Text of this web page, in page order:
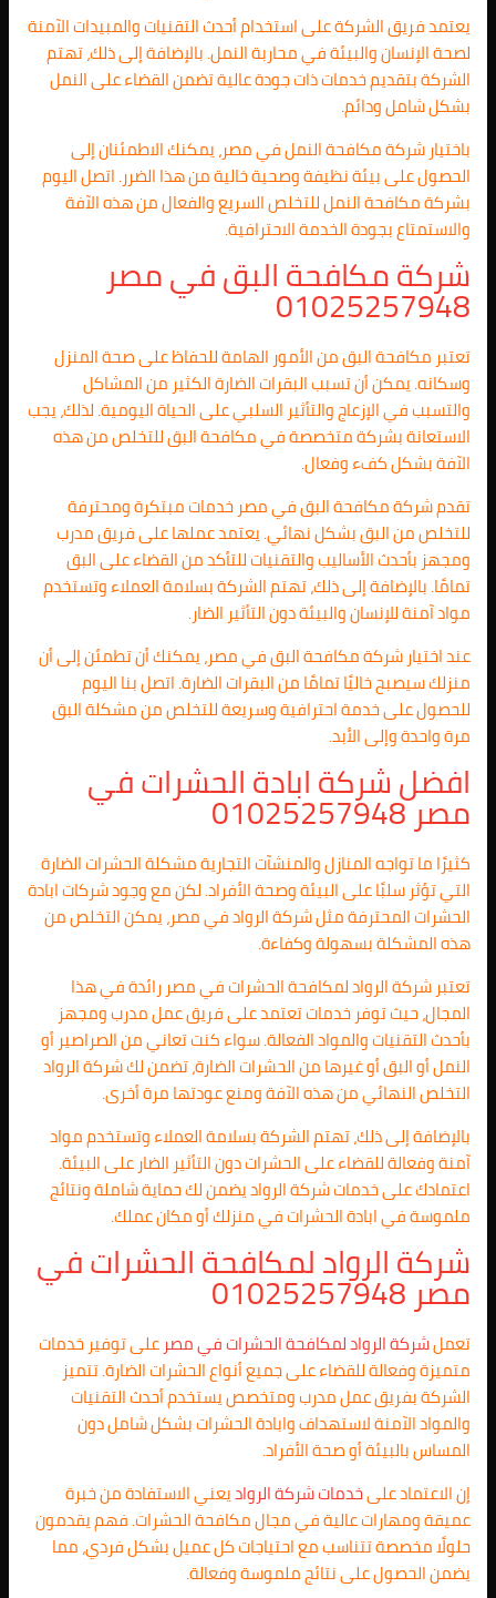
يعتمد فريق الشركة على استخدام أحدث التقنيات والمبيدات الآمنة
لصحة الإنسان والبيئة في محاربة النمل. بالإضافة إلى ذلك، تهتم
الشركة بتقديم خدمات ذات جودة عالية تضمن القضاء على النمل
بشكل شامل ودائم.
باختيار شركة مكافحة النمل في مصر، يمكنك الاطمئنان إلى
الحصول على بيئة نظيفة وصحية خالية من هذا الضرر. اتصل اليوم
بشركة مكافحة النمل للتخلص السريع والفعال من هذه الآفة
والاستمتاع بجودة الخدمة الاحترافية.
شركة مكافحة البق في مصر
01025257948
تعتبر مكافحة البق من الأمور الهامة للحفاظ على صحة المنزل
وسكانه. يمكن أن تسبب البقرات الضارة الكثير من المشاكل
والتسبب في الإزعاج والتأثير السلبي على الحياة اليومية. لذلك، يجب
الاستعانة بشركة متخصصة في مكافحة البق للتخلص من هذه
الآفة بشكل كفء وفعال.
تقدم شركة مكافحة البق في مصر خدمات مبتكرة ومحترفة
للتخلص من البق بشكل نهائي. يعتمد عملها على فريق مدرب
ومجهز بأحدث الأساليب والتقنيات للتأكد من القضاء على البق
تمامًا. بالإضافة إلى ذلك، تهتم الشركة بسلامة العملاء وتستخدم
مواد آمنة للإنسان والبيئة دون التأثير الضار.
عند اختيار شركة مكافحة البق في مصر، يمكنك أن تطمئن إلى أن
منزلك سيصبح خاليًا تمامًا من البقرات الضارة. اتصل بنا اليوم
للحصول على خدمة احترافية وسريعة للتخلص من مشكلة البق
مرة واحدة وإلى الأبد.
افضل شركة ابادة الحشرات في
مصر 01025257948
كثيرًا ما تواجه المنازل والمنشآت التجارية مشكلة الحشرات الضارة
التي تؤثر سلبًا على البيئة وصحة الأفراد. لكن مع وجود شركات ابادة
الحشرات المحترفة مثل شركة الرواد في مصر، يمكن التخلص من
هذه المشكلة بسهولة وكفاءة.
تعتبر شركة الرواد لمكافحة الحشرات في مصر رائدة في هذا
المجال، حيث توفر خدمات تعتمد على فريق عمل مدرب ومجهز
بأحدث التقنيات والمواد الفعالة. سواء كنت تعاني من الصراصير أو
النمل أو البق أو غيرها من الحشرات الضارة، تضمن لك شركة الرواد
التخلص النهائي من هذه الآفة ومنع عودتها مرة أخرى.
بالإضافة إلى ذلك، تهتم الشركة بسلامة العملاء وتستخدم مواد
آمنة وفعالة للقضاء على الحشرات دون التأثير الضار على البيئة.
اعتمادك على خدمات شركة الرواد يضمن لك حماية شاملة ونتائج
ملموسة في ابادة الحشرات في منزلك أو مكان عملك.
شركة الرواد لمكافحة الحشرات في
مصر 01025257948
تعملشركة الرواد لمكافحة الحشرات في مصر على توفير خدمات
متميزة وفعالة للقضاء على جميع أنواع الحشرات الضارة. تتميز
الشركة بفريق عمل مدرب ومتخصص يستخدم أحدث التقنيات
والمواد الآمنة لاستهداف وابادة الحشرات بشكل شامل دون
المساس بالبيئة أو صحة الأفراد.
إن الاعتماد علىخدمات شركة الرواديعني الاستفادة من خبرة
عميقة ومهارات عالية في مجال مكافحة الحشرات. فهم يقدمون
حلولًا مخصصة تتناسب مع احتياجات كل عميل بشكل فردي، مما
يضمن الحصول على نتائج ملموسة وفعالة.